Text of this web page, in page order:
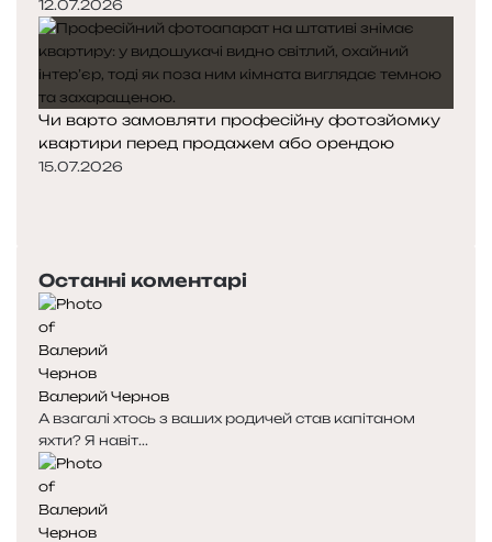
12.07.2026
Чи варто замовляти професійну фотозйомку
квартири перед продажем або орендою
15.07.2026
Останні коментарі
Валерий Чернов
А взагалі хтось з ваших родичей став капітаном
яхти? Я навіт...